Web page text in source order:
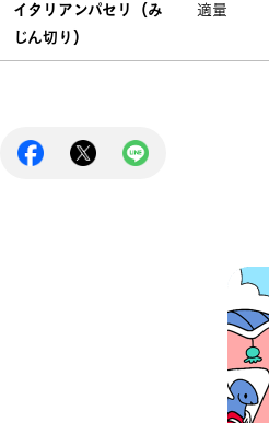
イタリアンパセリ（み
じん切り）
適量